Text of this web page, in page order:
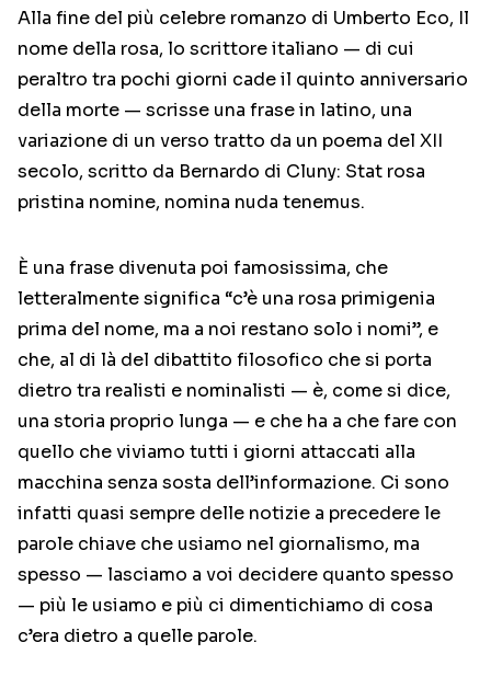
Alla fine del più celebre romanzo di Umberto Eco, Il
nome della rosa, lo scrittore italiano — di cui
peraltro tra pochi giorni cade il quinto anniversario
della morte — scrisse una frase in latino, una
variazione di un verso tratto da un poema del XII
secolo, scritto da Bernardo di Cluny: Stat rosa
pristina nomine, nomina nuda tenemus.
È una frase divenuta poi famosissima, che
letteralmente significa “c’è una rosa primigenia
prima del nome, ma a noi restano solo i nomi”, e
che, al di là del dibattito filosofico che si porta
dietro tra realisti e nominalisti — è, come si dice,
una storia proprio lunga — e che ha a che fare con
quello che viviamo tutti i giorni attaccati alla
macchina senza sosta dell’informazione. Ci sono
infatti quasi sempre delle notizie a precedere le
parole chiave che usiamo nel giornalismo, ma
spesso — lasciamo a voi decidere quanto spesso
— più le usiamo e più ci dimentichiamo di cosa
c’era dietro a quelle parole.